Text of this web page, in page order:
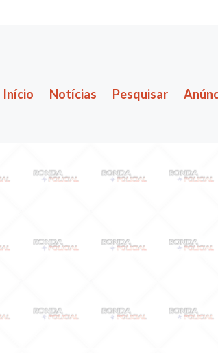
Início Notícias Pesquisar